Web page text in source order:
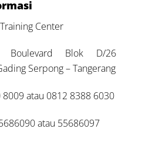
Center
Boulevard Blok D/26
Serpong – Tangerang
8009 atau 0812 8388 6030
atau 55686097